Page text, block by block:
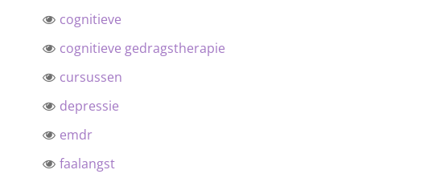
cognitieve
cognitieve gedragstherapie
cursussen
depressie
emdr
faalangst